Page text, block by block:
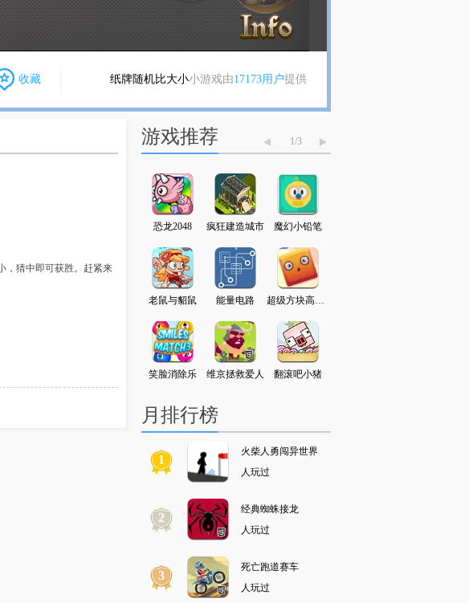
收藏 纸牌随机比大小小游戏由17173用户提供
，猜中即可获胜。赶紧来
游戏推荐 1/3
恐龙2048 疯狂建造城市 魔幻小铅笔
老鼠与貂鼠 能量电路 超级方块高高叠
笑脸消除乐 维京拯救爱人 翻滚吧小猪
月排行榜
1
火柴人勇闯异世界
人玩过
2
经典蜘蛛接龙
人玩过
3
死亡跑道赛车
人玩过